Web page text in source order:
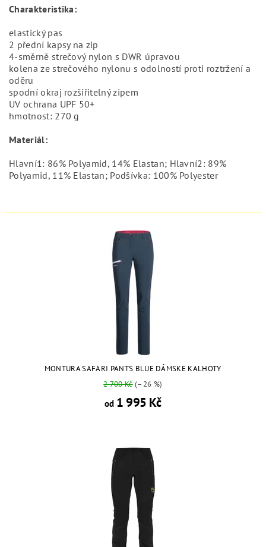
Charakteristika:
elastický pas
2 přední kapsy na zip
4-směrně strečový nylon s DWR úpravou
kolena ze strečového nylonu s odolností proti roztržení a
oděru
spodní okraj rozšiřitelný zipem
UV ochrana UPF 50+
hmotnost: 270 g
Materiál:
Hlavní1: 86% Polyamid, 14% Elastan; Hlavní2: 89%
Polyamid, 11% Elastan; Podšívka: 100% Polyester
MONTURA SAFARI PANTS BLUE DÁMSKE KALHOTY
2 700 Kč(–26 %)
od1 995 Kč